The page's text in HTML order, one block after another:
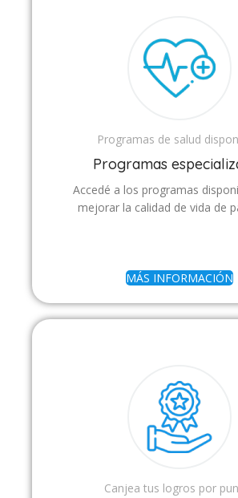
Programas de salud
Programas
Accedé a los programas
mejorar la calidad de vida de
MÁS INFORMACIÓN
Canjea tus logros por